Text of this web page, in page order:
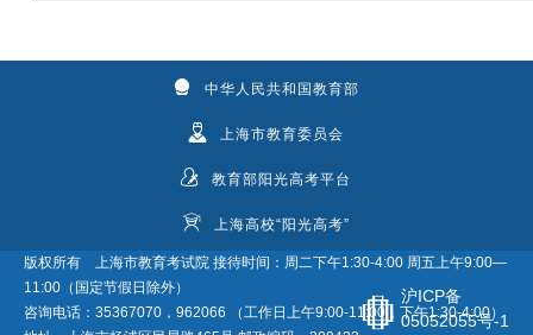
中华人民共和国教育部
上海市教育委员会
教育部阳光高考平台
上海高校“阳光高考”
版权所有 上海市教育考试院 接待时间：周二下午1:30-4:00 周五上午9:00—
11:00（国定节假日除外）
咨询电话：35367070，962066 （工作日上午9:00-11:00，下午1:30-4:00）
沪ICP备
05052055号-1